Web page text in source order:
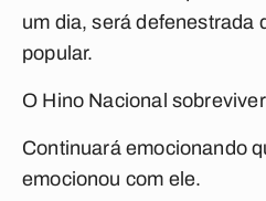
um dia, será defenestrada
popular.
O Hino Nacional
Continuará emocionando
emocionou com ele.